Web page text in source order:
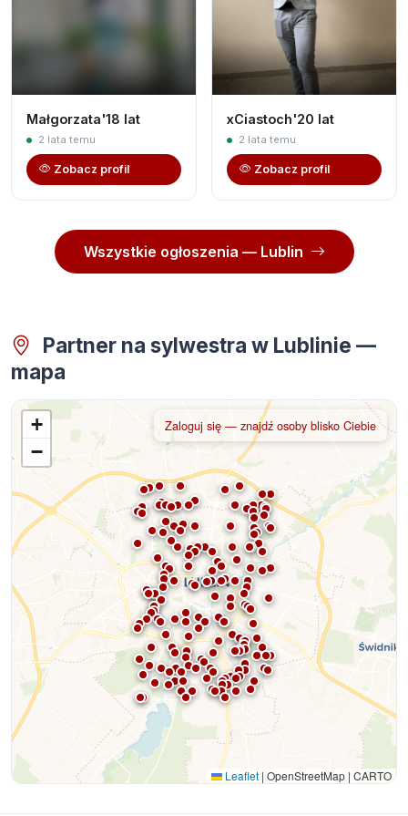
Małgorzata'18 lat
2 lata temu
Zobacz profil
xCiastoch'20 lat
2 lata temu
Zobacz profil
Wszystkie ogłoszenia — Lublin
Partner na sylwestra w Lublinie —
mapa
+
−
Zaloguj się — znajdź osoby blisko Ciebie
Leaflet | OpenStreetMap | CARTO